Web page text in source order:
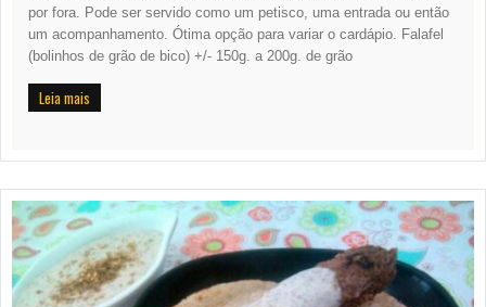
por fora. Pode ser servido como um petisco, uma entrada ou então
um acompanhamento. Ótima opção para variar o cardápio. Falafel
(bolinhos de grão de bico) +/- 150g. a 200g. de grão
Leia mais